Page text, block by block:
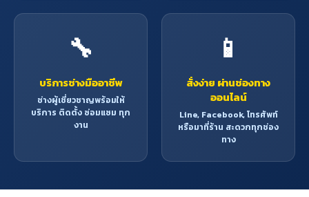
🔧
บริการช่างมืออาชีพ
ช่างผู้เชี่ยวชาญพร้อมให้
บริการ ติดตั้ง ซ่อมแซม ทุก
งาน
📱
สั่งง่าย ผ่านช่องทาง
ออนไลน์
Line, Facebook, โทรศัพท์
หรือมาที่ร้าน สะดวกทุกช่อง
ทาง